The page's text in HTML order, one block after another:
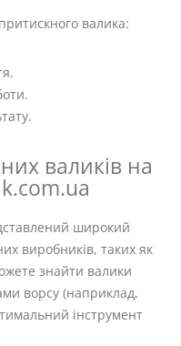
валика:
валиків на
широкий
виробників, таких як
знайти валики
ворсу (наприклад,
інструмент